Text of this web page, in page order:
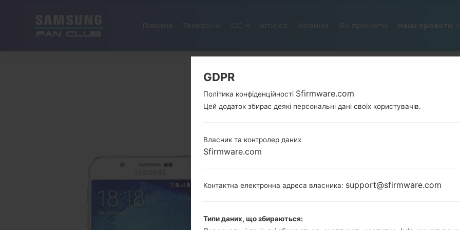
Новини Як прошити Наші проекти
ОФІЦІЙНА ПРОШИВКА #27724
SAMSUNGGALAXY A8 DUOS TD-
A8000_1_20170613104540_vvdnfwos00_fac.zip
GDPR
Політика конфіденційності Sfirmware.com
Цей додаток збирає деякі персональні дані своїх користувачів.
Власник та контролер даних
Sfirmware.com
Контактна електронна адреса власника: support@sfirmware.com
Типи даних, що збираються: